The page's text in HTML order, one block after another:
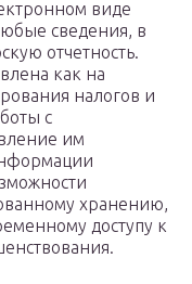
виде
сведения, в
отчетность.
как на
налогов и
с
им
хранению,
доступу к